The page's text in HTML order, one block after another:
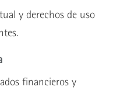
y derechos de uso
financieros y